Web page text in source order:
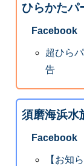
ひらかたパ
Facebook
超ひら
告
須磨海浜水
Facebook
【お知